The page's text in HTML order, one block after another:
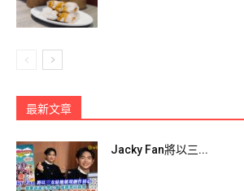
冰鎮鮑魚
最新文章
Jacky Fan將以三...